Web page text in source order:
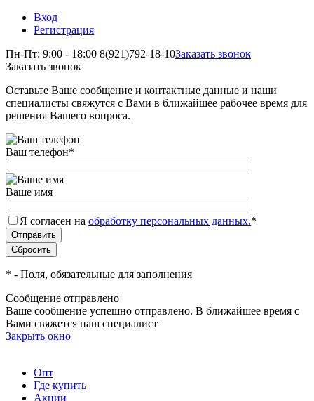
Вход
Регистрация
Пн-Пт: 9:00 - 18:00 8(921)792-18-10Заказать звонок
Заказать звонок
Оставьте Ваше сообщение и контактные данные и наши
специалисты свяжутся с Вами в ближайшее рабочее время для
решения Вашего вопроса.
Ваш телефон*
Ваше имя
Я согласен на обработку персональных данных.*
* - Поля, обязательные для заполнения
Сообщение отправлено
Ваше сообщение успешно отправлено. В ближайшее время с
Вами свяжется наш специалист
Закрыть окно
Опт
Где купить
Акции